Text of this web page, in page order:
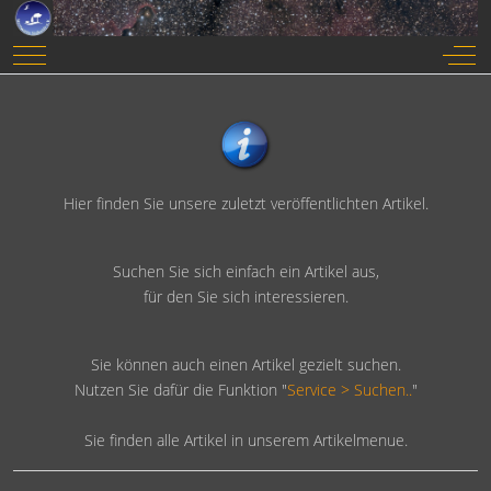
Mobile Menu Toggle Off-
Hier finden Sie unsere zuletzt veröffentlichten Artikel.
Suchen Sie sich einfach ein Artikel aus,
für den Sie sich interessieren.
Sie können auch einen Artikel gezielt suchen.
Nutzen Sie dafür die Funktion "Service > Suchen.."
Sie finden alle Artikel in unserem Artikelmenue.